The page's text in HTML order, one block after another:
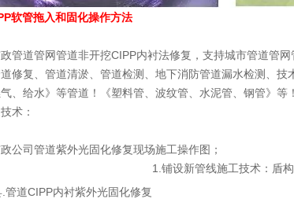
软管拖入和固化操作方法
管道管网管道非开挖CIPP内衬法修复，支持城市管道管
修复、管道清淤、管道检测、地下消防管道漏水检测、
、给水》等管道！《塑料管、波纹管、水泥管、钢管》
术：
公司管道紫外光固化修复现场施工操作图；
1.铺设新管线施工技术：盾